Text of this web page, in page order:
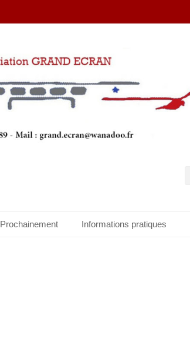
Prochainement Informations pratiques